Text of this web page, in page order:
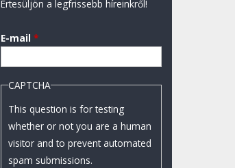
Értesüljön a legfrissebb híreinkről!
E-mail *
CAPTCHA
This question is for testing
whether or not you are a human
visitor and to prevent automated
spam submissions.